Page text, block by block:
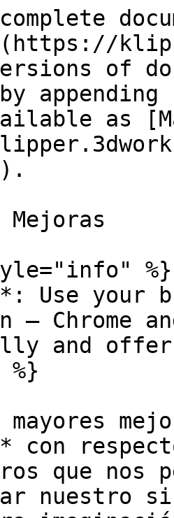
of
as
%}
Use your
Chrome
and
mayores
con
que nos
nuestro